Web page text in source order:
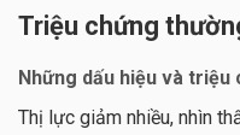
Triệu chứng
Những dấu hiệu và
Thị lực giảm nhiều, nhìn